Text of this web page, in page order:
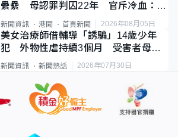
纍纍 母認罪判囚22年 官斥冷血：同
類案最惡劣
新聞資訊 港聞 首頁新聞 2026年08月05日
美女治療師借輔導「誘騙」14歲少年
犯 外物性虐持續3個月 受害者母：
要保護其他人
新聞資訊 新聞熱話 2026年07月30日